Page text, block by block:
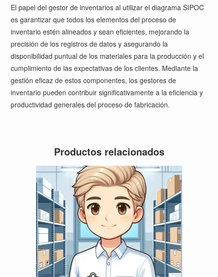
El papel del gestor de inventarios al utilizar el diagrama SIPOC
es garantizar que todos los elementos del proceso de
inventario estén alineados y sean eficientes, mejorando la
precisión de los registros de datos y asegurando la
disponibilidad puntual de los materiales para la producción y el
cumplimiento de las expectativas de los clientes. Mediante la
gestión eficaz de estos componentes, los gestores de
inventario pueden contribuir significativamente a la eficiencia y
productividad generales del proceso de fabricación.
Productos relacionados